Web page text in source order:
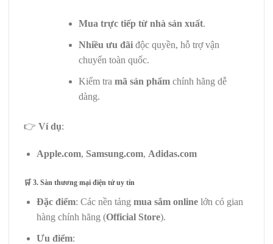
Mua trực tiếp từ nhà sản xuất.
Nhiều ưu đãiđộc quyền, hỗ trợ vận
chuyển toàn quốc.
Kiểm tra mã sản phẩmchính hãng dễ
dàng.
👉 Ví dụ:
Apple.com, Samsung.com, Adidas.com
🛒 3. Sàn thương mại điện tử uy tín
Đặc điểm: Các nền tảng mua sắm onlinelớn có gian
hàng chính hãng (Official Store).
Ưu điểm: